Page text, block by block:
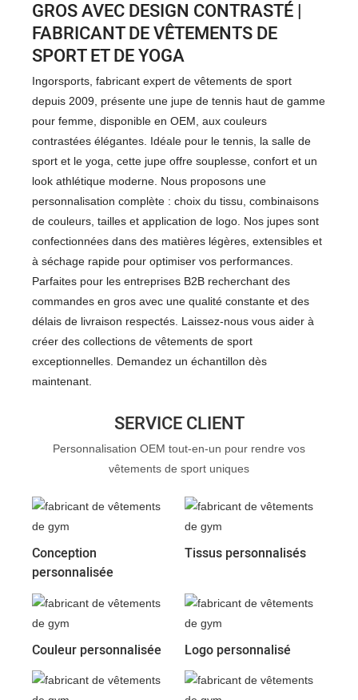
GROS AVEC DESIGN CONTRASTÉ |
FABRICANT DE VÊTEMENTS DE
SPORT ET DE YOGA
Ingorsports, fabricant expert de vêtements de sport
depuis 2009, présente une jupe de tennis haut de gamme
pour femme, disponible en OEM, aux couleurs
contrastées élégantes. Idéale pour le tennis, la salle de
sport et le yoga, cette jupe offre souplesse, confort et un
look athlétique moderne. Nous proposons une
personnalisation complète : choix du tissu, combinaisons
de couleurs, tailles et application de logo. Nos jupes sont
confectionnées dans des matières légères, extensibles et
à séchage rapide pour optimiser vos performances.
Parfaites pour les entreprises B2B recherchant des
commandes en gros avec une qualité constante et des
délais de livraison respectés. Laissez-nous vous aider à
créer des collections de vêtements de sport
exceptionnelles. Demandez un échantillon dès
maintenant.
SERVICE CLIENT
Personnalisation OEM tout-en-un pour rendre vos
vêtements de sport uniques
Conception
personnalisée
Tissus personnalisés
Couleur personnalisée Logo personnalisé